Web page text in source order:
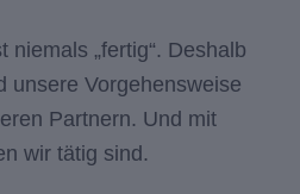
„fertig“. Deshalb
unsere Vorgehensweise
Partnern. Und mit
wir tätig sind.